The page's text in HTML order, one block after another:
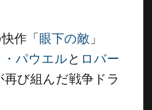
作「 眼下の敵 」
パウエルと ロバー
再び組んだ戦争ドラ